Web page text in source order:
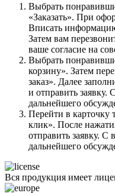
Выбрать
«Заказать». При
Вписать
Затем вам
ваше согласие на
Выбрать
корзину». Затем
заказ». Далее
и отправить заявку.
дальнейшего
Перейти в карточку
клик». После
отправить заявку. С
дальнейшего
Вся продукция имеет